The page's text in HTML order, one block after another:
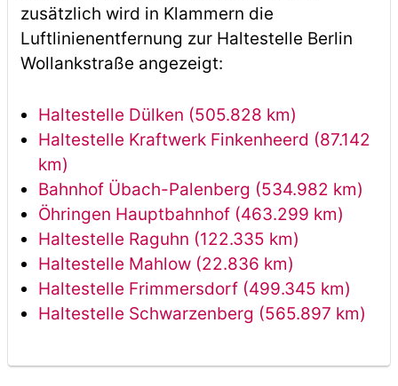
zusätzlich wird in Klammern die
Luftlinienentfernung zur Haltestelle Berlin
Wollankstraße angezeigt:
Haltestelle Dülken (505.828 km)
Haltestelle Kraftwerk Finkenheerd (87.142
km)
Bahnhof Übach-Palenberg (534.982 km)
Öhringen Hauptbahnhof (463.299 km)
Haltestelle Raguhn (122.335 km)
Haltestelle Mahlow (22.836 km)
Haltestelle Frimmersdorf (499.345 km)
Haltestelle Schwarzenberg (565.897 km)